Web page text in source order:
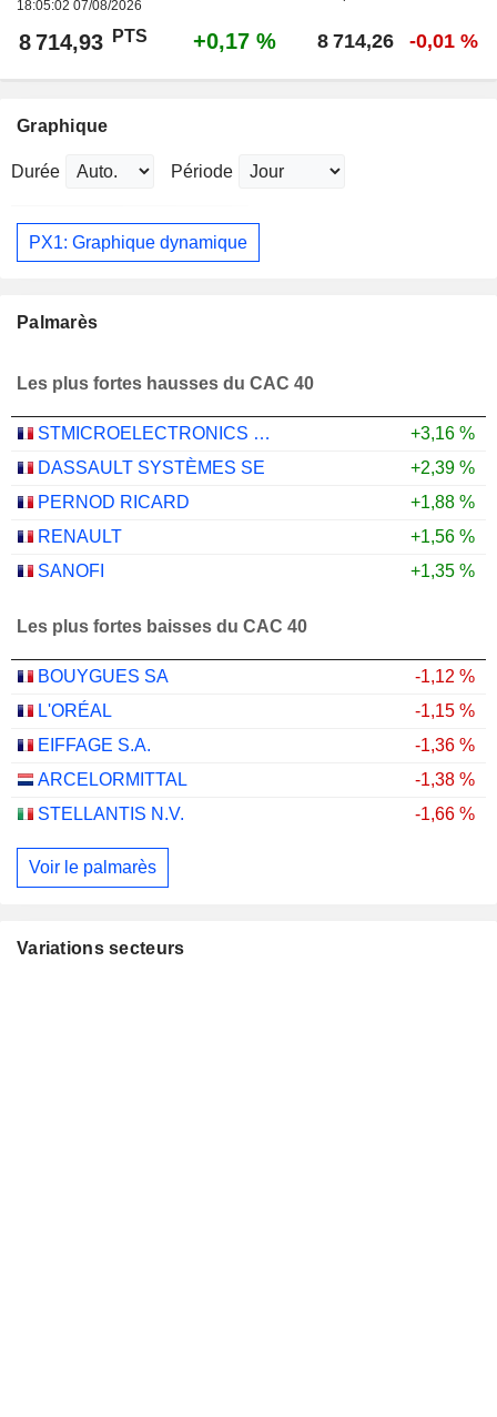
18:05:02 07/08/2026
8 714,93 PTS +0,17 % 8 714,26 -0,01 %
Graphique
Durée Période
PX1: Graphique dynamique
Palmarès
Les plus fortes hausses du CAC 40
STMICROELECTRONICS N.V.
+3,16 %
DASSAULT SYSTÈMES SE
+2,39 %
PERNOD RICARD
+1,88 %
RENAULT
+1,56 %
SANOFI
+1,35 %
Les plus fortes baisses du CAC 40
BOUYGUES SA
-1,12 %
L'ORÉAL
-1,15 %
EIFFAGE S.A.
-1,36 %
ARCELORMITTAL
-1,38 %
STELLANTIS N.V.
-1,66 %
Voir le palmarès
Variations secteurs